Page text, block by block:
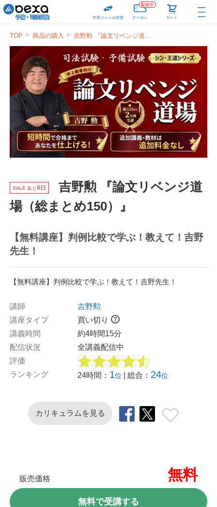
学習ジャンル切替 クーポン
配布中
カート
TOP 商品の購入 吉野勲 『論文リベンジ道...
SALE あと8日
吉野勲 『論文リベンジ道
場（総まとめ150）』
【無料講座】判例比較で学ぶ！教えて！吉野
先生！
【無料講座】判例比較で学ぶ！教えて！吉野先生！
講師
吉野勲
講座タイプ
買い切り
講義時間
約4時間15分
配信状況
全講義配信中
評価
ランキング
24時間： 1位 | 総合： 24位
カリキュラムを見る
販売価格 無料
無料で受講する